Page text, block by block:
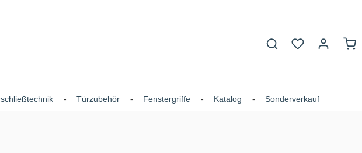
Du hast 0
Türzubehör Fenstergriffe Katalog Sonderverkauf